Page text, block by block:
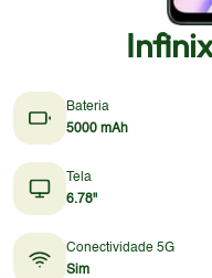
Bateria
5000 mAh
Tela
6.78"
Conectividade 5G
Sim